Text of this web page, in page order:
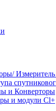
Измеритель
и Конверторы
и модули Cl+